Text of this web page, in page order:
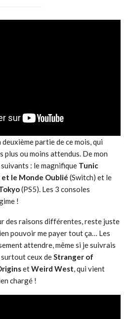
partie de ce mois, qui
ou moins attendus. De mon
: le magnifique Tunic
et le Monde Oublié (Switch) et le
(PS5). Les 3 consoles
!
des raisons différentes, reste juste
pouvoir me payer tout ça… Les
attendre, même si je suivrais
ceux deStranger of
etWeird West, qui vient
chargé !